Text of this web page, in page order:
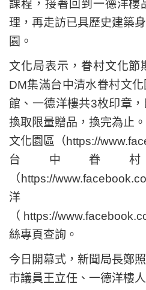
課程，接著回到一德洋樓
理，再走訪已具歷史建築
園。
文化局表示，眷村文化節
DM集滿台中清水眷村文
館、一德洋樓共3枚印章
換取限量贈品，換完為止
文化園區（https://
台中眷
（https://
洋
（https://
絲專頁查詢。
今日開幕式，新聞局長鄭
市議員王立任、一德洋樓